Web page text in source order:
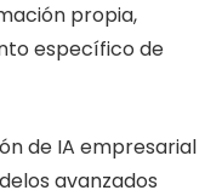
propia,
específico de
de IA empresarial
avanzados